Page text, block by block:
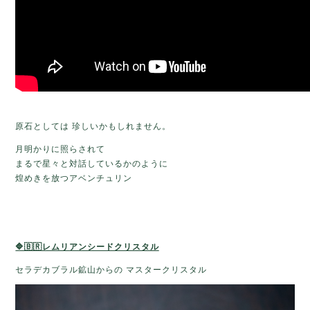
原石としては 珍しいかもしれません。
月明かりに照らされて
まるで星々と対話しているかのように
煌めきを放つアベンチュリン
🔷🇧🇷レムリアンシードクリスタル
セラデカブラル鉱山からの マスタークリスタル